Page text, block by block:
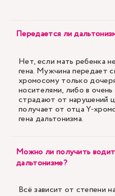
Передается ли
Нет, если мать ребенка
гена. Мужчина передает
хромосому только
носителями, либо в
страдают от нарушений
получает от отца Y-
гена дальтонизма.
Можно ли получить
дальтонизме?
Всё зависит от степени